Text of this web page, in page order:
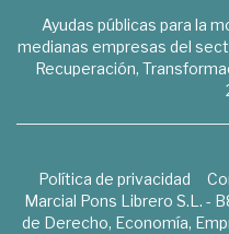
Ayudas públicas para la
medianas empresas del
Recuperación,
Política de privacidad
Marcial Pons Librero S.L. -
de Derecho, Economía,